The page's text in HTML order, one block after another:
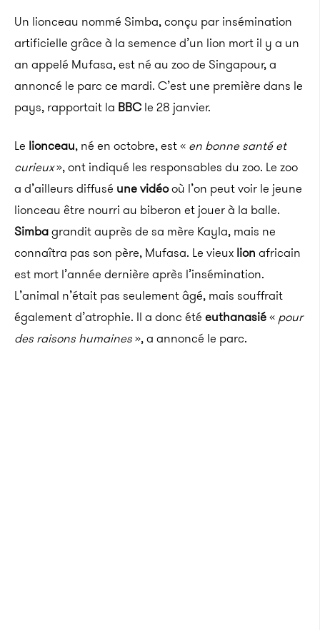
Un lionceau nommé Simba, conçu par insémination
artificielle grâce à la semence d’un lion mort il y a un
an appelé Mufasa, est né au zoo de Singapour, a
annoncé le parc ce mardi. C’est une première dans le
pays, rapportait la BBC le 28 janvier.
Le lionceau, né en octobre, est « en bonne santé et
curieux», ont indiqué les responsables du zoo. Le zoo
a d’ailleurs diffusé une vidéooù l’on peut voir le jeune
lionceau être nourri au biberon et jouer à la balle.
Simbagrandit auprès de sa mère Kayla, mais ne
connaîtra pas son père, Mufasa. Le vieux lion africain
est mort l’année dernière après l’insémination.
L’animal n’était pas seulement âgé, mais souffrait
également d’atrophie. Il a donc été euthanasié« pour
des raisons humaines», a annoncé le parc.